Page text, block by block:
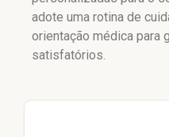
adote uma rotina de
orientação médica para
satisfatórios.